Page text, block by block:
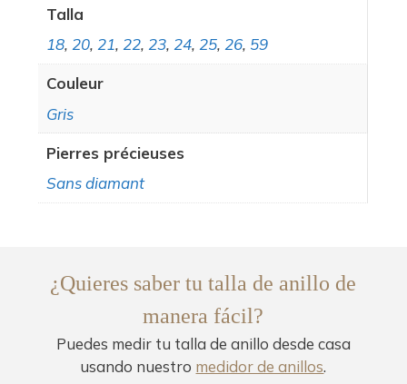
Talla
18, 20, 21, 22, 23, 24, 25, 26, 59
Couleur
Gris
Pierres précieuses
Sans diamant
¿Quieres saber tu talla de anillo de
manera fácil?
Puedes medir tu talla de anillo desde casa
usando nuestro medidor de anillos.